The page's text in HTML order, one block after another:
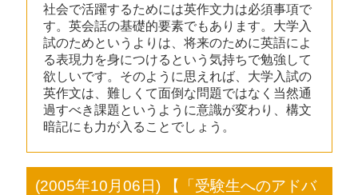
社会で活躍するためには英作文力は必須事項で
す。英会話の基礎的要素でもあります。大学入
試のためというよりは、将来のために英語によ
る表現力を身につけるという気持ちで勉強して
欲しいです。そのように思えれば、大学入試の
英作文は、難しくて面倒な問題ではなく当然通
過すべき課題というように意識が変わり、構文
暗記にも力が入ることでしょう。
(2005年10月06日) 【「受験生へのアドバ